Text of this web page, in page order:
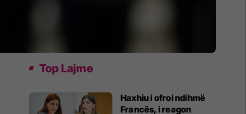
Top Lajme
Haxhiu i ofroi ndihmë
Francës, i reagon